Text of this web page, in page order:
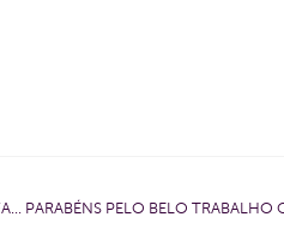
PARABÉNS PELO BELO TRABALHO